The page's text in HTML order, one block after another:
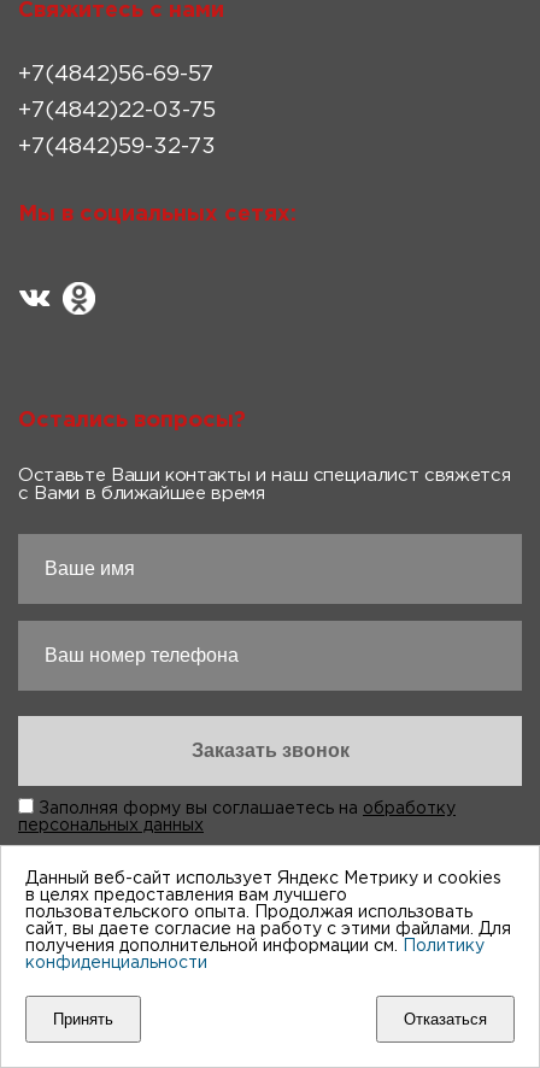
Свяжитесь с нами
+7(4842)56-69-57
+7(4842)22-03-75
+7(4842)59-32-73
Мы в социальных сетях:
Остались вопросы?
Оставьте Ваши контакты и наш специалист свяжется
с Вами в ближайшее время
Заполняя форму вы соглашаетесь на обработку
персональных данных
“Виктория-Авто”, 1998-2026
Мы принимем к оплате:
Данный веб-сайт использует Яндекс Метрику и cookies
в целях предоставления вам лучшего
пользовательского опыта. Продолжая использовать
сайт, вы даете согласие на работу с этими файлами. Для
получения дополнительной информации см.
Политику
конфиденциальности
Принять Отказаться